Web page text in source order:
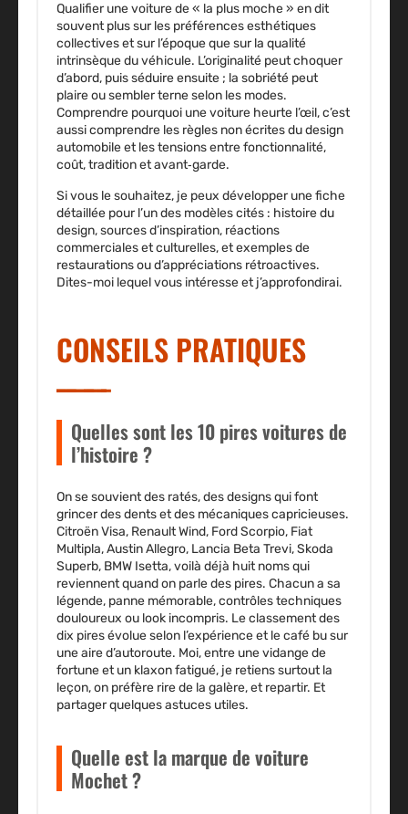
Qualifier une voiture de « la plus moche » en dit
souvent plus sur les préférences esthétiques
collectives et sur l’époque que sur la qualité
intrinsèque du véhicule. L’originalité peut choquer
d’abord, puis séduire ensuite ; la sobriété peut
plaire ou sembler terne selon les modes.
Comprendre pourquoi une voiture heurte l’œil, c’est
aussi comprendre les règles non écrites du design
automobile et les tensions entre fonctionnalité,
coût, tradition et avant‑garde.
Si vous le souhaitez, je peux développer une fiche
détaillée pour l’un des modèles cités : histoire du
design, sources d’inspiration, réactions
commerciales et culturelles, et exemples de
restaurations ou d’appréciations rétroactives.
Dites-moi lequel vous intéresse et j’approfondirai.
CONSEILS PRATIQUES
Quelles sont les 10 pires voitures de
l’histoire ?
On se souvient des ratés, des designs qui font
grincer des dents et des mécaniques capricieuses.
Citroën Visa, Renault Wind, Ford Scorpio, Fiat
Multipla, Austin Allegro, Lancia Beta Trevi, Skoda
Superb, BMW Isetta, voilà déjà huit noms qui
reviennent quand on parle des pires. Chacun a sa
légende, panne mémorable, contrôles techniques
douloureux ou look incompris. Le classement des
dix pires évolue selon l’expérience et le café bu sur
une aire d’autoroute. Moi, entre une vidange de
fortune et un klaxon fatigué, je retiens surtout la
leçon, on préfère rire de la galère, et repartir. Et
partager quelques astuces utiles.
Quelle est la marque de voiture
Mochet ?